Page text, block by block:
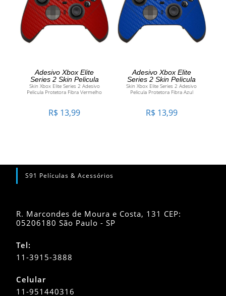
ADICIONAR AO CARRINHO
Adesivo Xbox Elite
Series 2 Skin Pelicula
Skin Xbox Elite Series 2 Adesivo
Pelicula Protetora Fibra Vermelho
R$ 13,99
ADICIONAR AO CARRINHO
Adesivo Xbox Elite
Series 2 Skin Pelicula
Skin Xbox Elite Series 2 Adesivo
Pelicula Protetora Fibra Azul
R$ 13,99
S91 Películas & Acessórios
R. Marcondes de Moura e Costa, 131 CEP:
05206180 São Paulo - SP
Tel:
11-3915-3888
Celular
11-951440316